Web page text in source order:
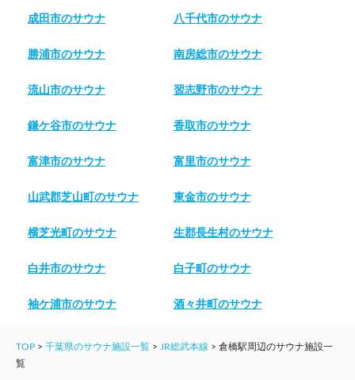
成田市のサウナ 八千代市のサウナ
勝浦市のサウナ 南房総市のサウナ
流山市のサウナ 習志野市のサウナ
鎌ケ谷市のサウナ 香取市のサウナ
富津市のサウナ 富里市のサウナ
山武郡芝山町のサウナ 東金市のサウナ
横芝光町のサウナ 生郡長生村のサウナ
白井市のサウナ 白子町のサウナ
袖ケ浦市のサウナ 酒々井町のサウナ
TOP > 千葉県のサウナ施設一覧 > JR総武本線 > 倉橋駅周辺のサウナ施設一
覧